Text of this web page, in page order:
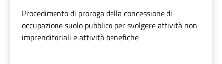
Procedimento di proroga della concessione di
occupazione suolo pubblico per svolgere attività non
imprenditoriali e attività benefiche